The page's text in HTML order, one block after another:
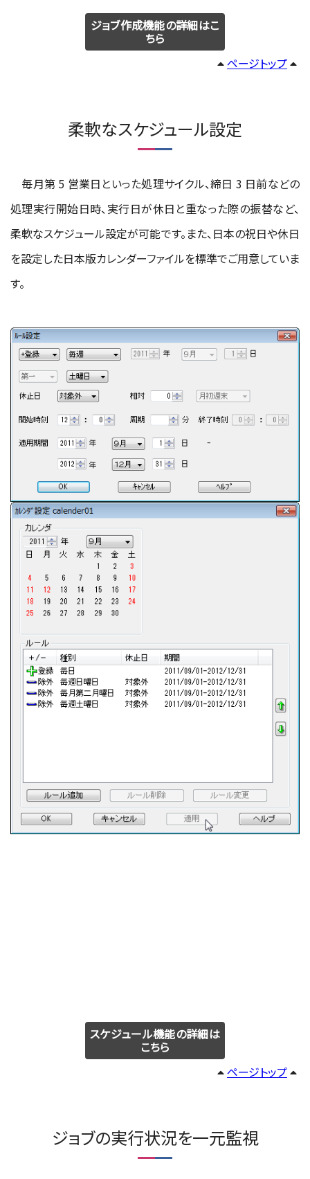
ジョブ作成機能の詳細はこ
ちら
ページトップ
柔軟なスケジュール設定
毎月第 5 営業日といった処理サイクル、締日 3 日前などの
処理実行開始日時、実行日が休日と重なった際の振替など、
柔軟なスケジュール設定が可能です。また、日本の祝日や休日
を設定した日本版カレンダーファイルを標準でご用意していま
す。
スケジュール機能の詳細は
こちら
ページトップ
ジョブの実行状況を一元監視